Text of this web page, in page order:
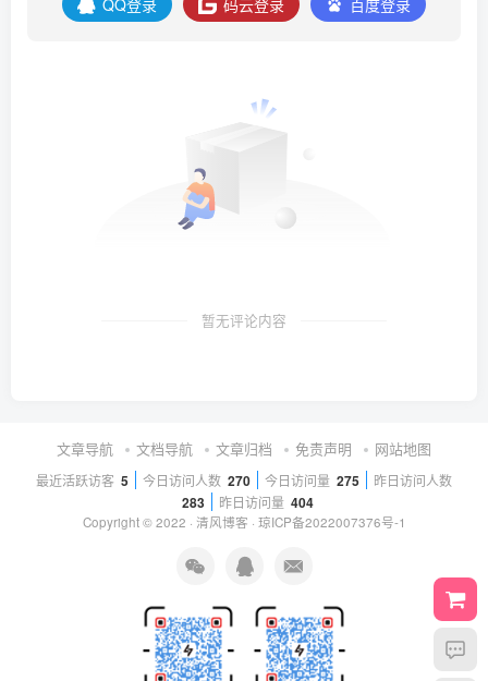
QQ登录 码云登录 百度登录
暂无评论内容
文章导航 文档导航 文章归档 免责声明 网站地图
最近活跃访客 5 今日访问人数 270 今日访问量 275 昨日访问人数
283 昨日访问量 404
Copyright © 2022 · 清风博客 · 琼ICP备2022007376号-1